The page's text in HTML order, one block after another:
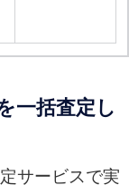
一括査定し
サービスで実